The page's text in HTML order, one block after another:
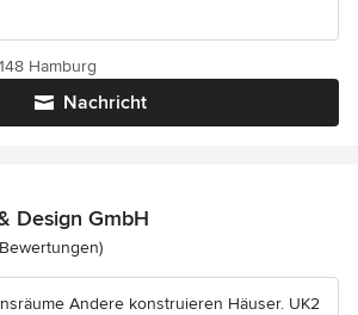
Nachricht
Hamburg
Design GmbH
4.8 von 5 Sternen
Andere konstruieren Häuser. UK2